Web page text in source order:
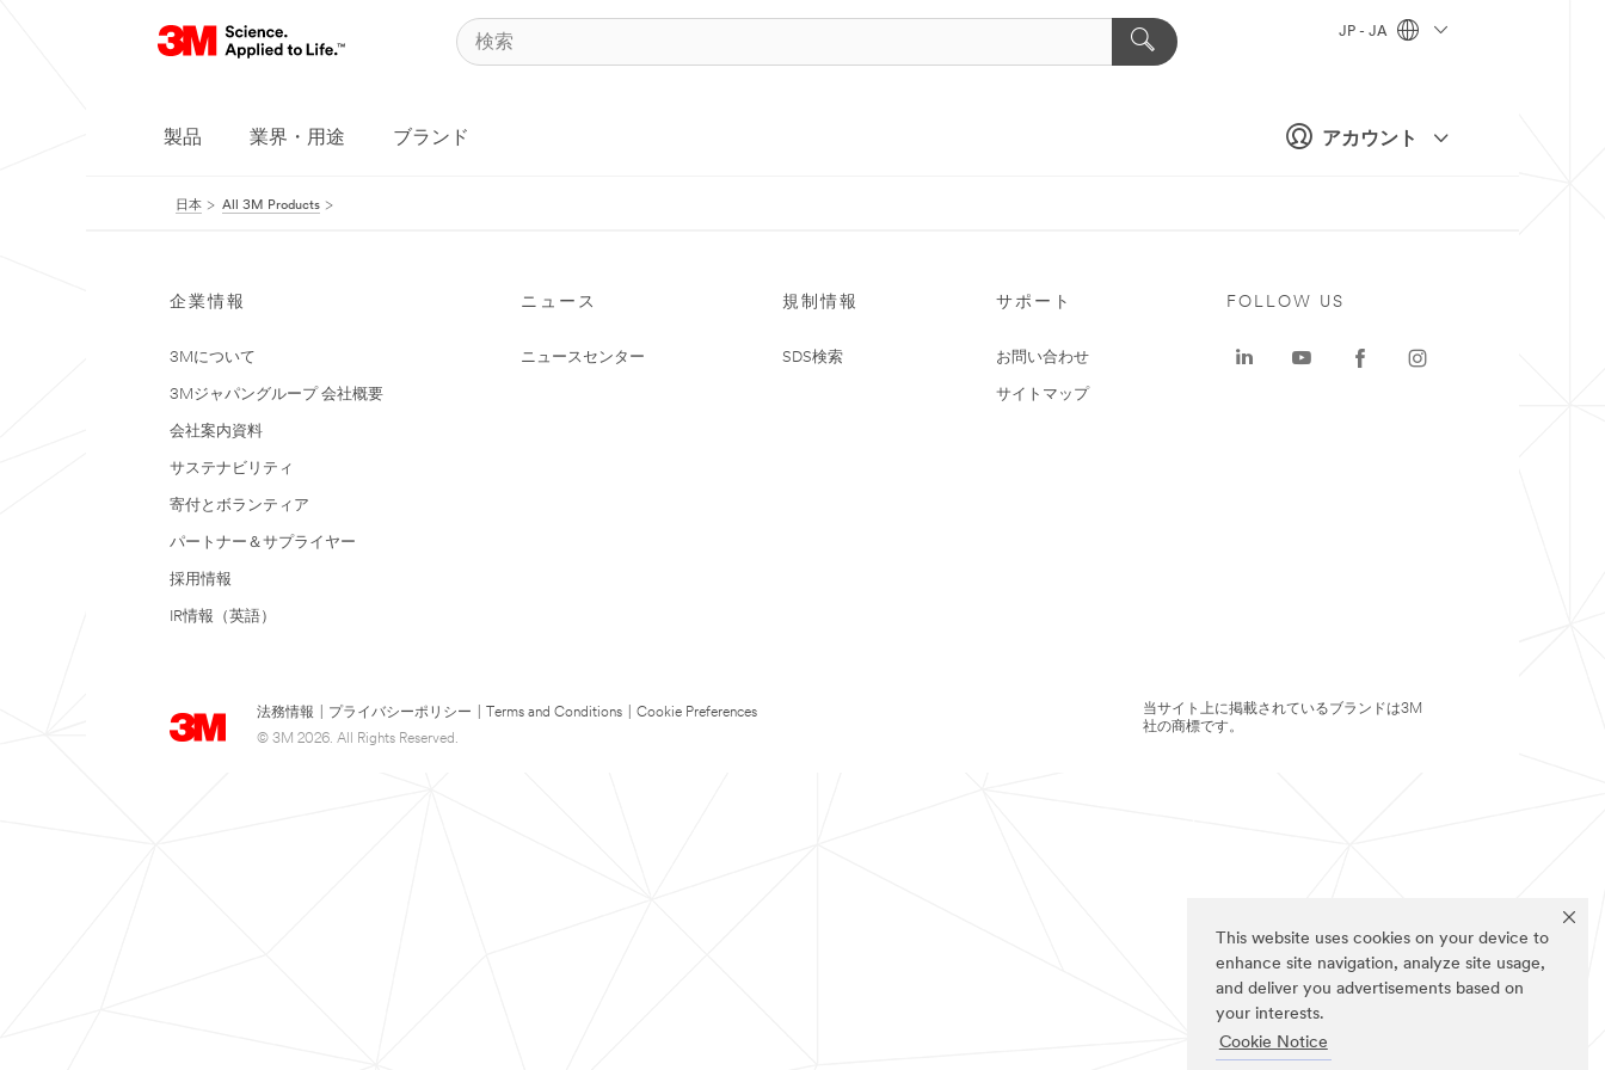
This website uses cookies on your device to
enhance site navigation, analyze site usage,
and deliver you advertisements based on
your interests.
Cookie Notice
アカウント
JP - JA
製品 業界・用途 ブランド
日本 All 3M Products
企業情報
3Mについて
3Mジャパングループ 会社概要
会社案内資料
サステナビリティ
寄付とボランティア
パートナー＆サプライヤー
採用情報
IR情報（英語）
ニュース
ニュースセンター
規制情報
SDS検索
サポート
お問い合わせ
サイトマップ
法務情報 プライバシーポリシー Terms and Conditions
Cookie Preferences
© 3M 2026. All Rights Reserved.
FOLLOW US
当サイト上に掲載されているブランドは3M
社の商標です。